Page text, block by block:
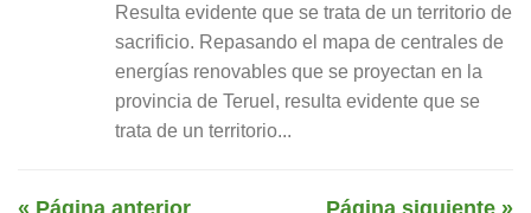
Resulta evidente que se trata de un territorio de
sacrificio. Repasando el mapa de centrales de
energías renovables que se proyectan en la
provincia de Teruel, resulta evidente que se
trata de un territorio...
« Página anterior Página siguiente »